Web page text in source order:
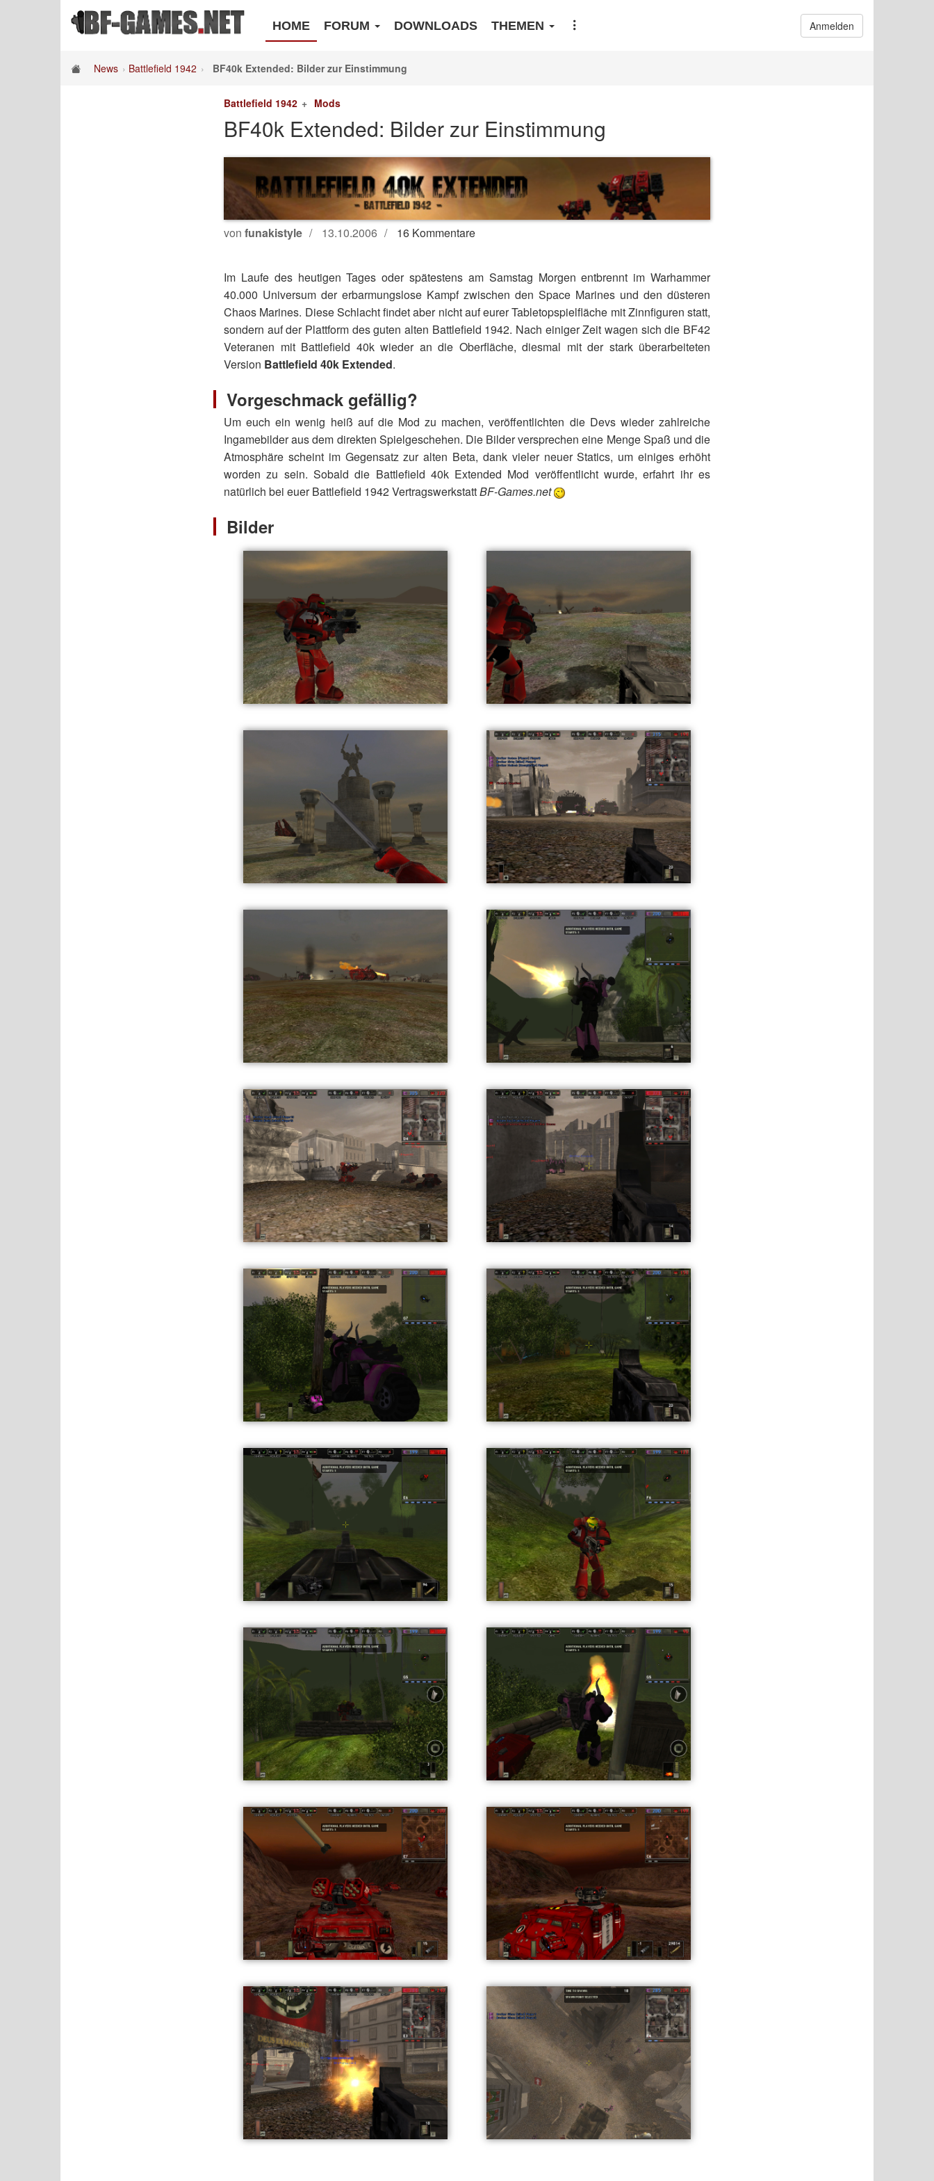
HOME FORUM DOWNLOADS THEMEN Anmelden
News Battlefield 1942 BF40k Extended: Bilder zur Einstimmung
Battlefield 1942 Mods
BF40k Extended: Bilder zur Einstimmung
von funakistyle 13.10.2006 16 Kommentare
Im Laufe des heutigen Tages oder spätestens am Samstag Morgen entbrennt im Warhammer
40.000 Universum der erbarmungslose Kampf zwischen den Space Marines und den düsteren
Chaos Marines. Diese Schlacht findet aber nicht auf eurer Tabletopspielfläche mit Zinnfiguren statt,
sondern auf der Plattform des guten alten Battlefield 1942. Nach einiger Zeit wagen sich die BF42
Veteranen mit Battlefield 40k wieder an die Oberfläche, diesmal mit der stark überarbeiteten
Version Battlefield 40k Extended.
Vorgeschmack gefällig?
Um euch ein wenig heiß auf die Mod zu machen, veröffentlichten die Devs wieder zahlreiche
Ingamebilder aus dem direkten Spielgeschehen. Die Bilder versprechen eine Menge Spaß und die
Atmosphäre scheint im Gegensatz zur alten Beta, dank vieler neuer Statics, um einiges erhöht
worden zu sein. Sobald die Battlefield 40k Extended Mod veröffentlicht wurde, erfahrt ihr es
natürlich bei euer Battlefield 1942 VertragswerkstattBF-Games.net
Bilder